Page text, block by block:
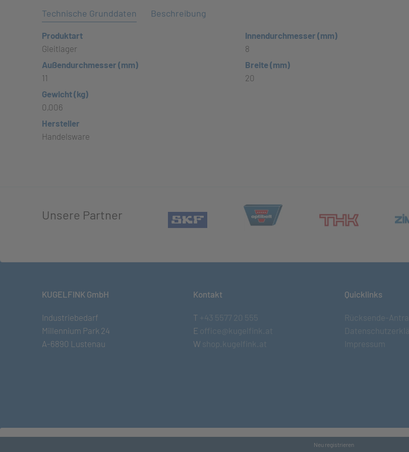
Technische Grunddaten Beschreibung
Produktart
Gleitlager
Innendurchmesser (mm)
8
Außendurchmesser (mm)
11
Breite (mm)
20
Gewicht (kg)
0,006
Hersteller
Handelsware
Unsere Partner (öffnet in neuem Tab)
(öffnet in
KUGELFINK GmbH
Industriebedarf
Millennium Park 24
A-6890 Lustenau
Kontakt
T +43 5577 20 555
E office@kugelfink.at
W shop.kugelfink.at
Quicklinks
Rücksende-
Impressum
Datenschutz•
Neu registrieren